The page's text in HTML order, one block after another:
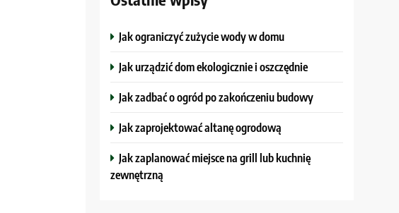
Jak ograniczyć zużycie wody w domu
Jak urządzić dom ekologicznie i oszczędnie
Jak zadbać o ogród po zakończeniu budowy
Jak zaprojektować altanę ogrodową
Jak zaplanować miejsce na grill lub kuchnię
zewnętrzną